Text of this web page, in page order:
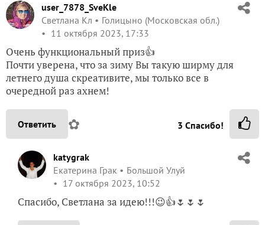
user_7878_SveKle
Светлана Кл
Голицыно (Московская обл.)
11 октября 2023, 17:33
Очень функциональный приз👍
Почти уверена, что за зиму Вы такую ширму для
летнего душа скреативите, мы только все в
очередной раз ахнем!
Ответить ✿ 3 Спасибо!
katygrak
Екатерина Грак
Большой Улуй
17 октября 2023, 10:52
Спасибо, Светлана за идею!!!😉👍🌷🌷🌷